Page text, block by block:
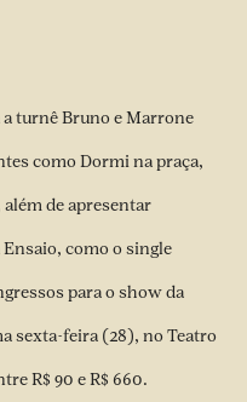
turnê Bruno e Marrone
como Dormi na praça,
de apresentar
como o single
para o show da
sexta-feira (28), no Teatro
R$ 90 e R$ 660.